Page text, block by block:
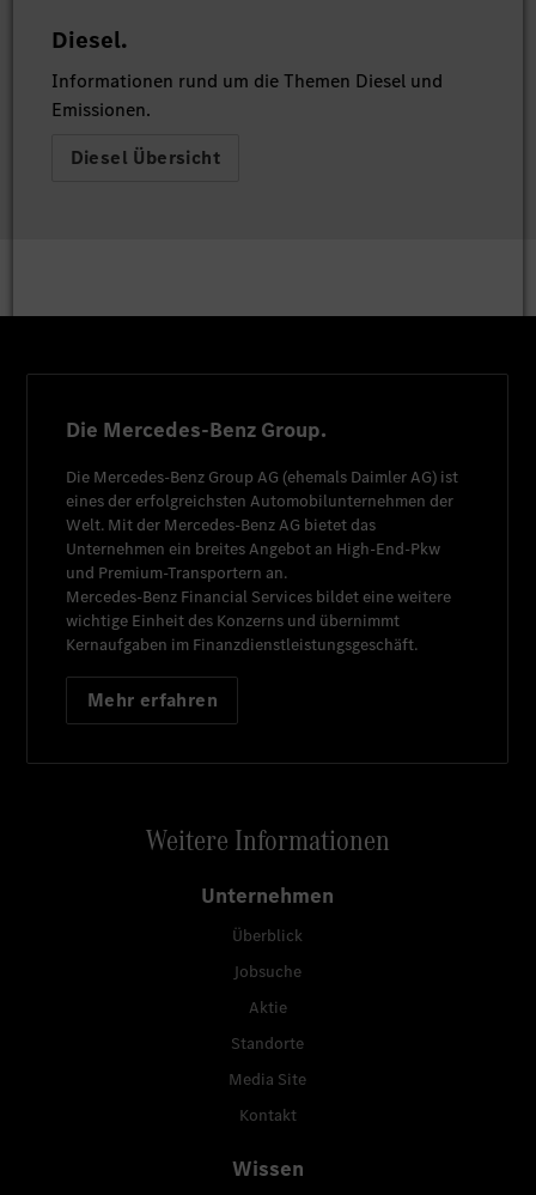
Diesel.
Informationen rund um die Themen Diesel und
Emissionen.
Diesel Übersicht
Die Mercedes-Benz Group.
Die Mercedes-Benz Group AG (ehemals Daimler AG) ist
eines der erfolgreichsten Automobilunternehmen der
Welt. Mit der Mercedes-Benz AG bietet das
Unternehmen ein breites Angebot an High-End-Pkw
und Premium-Transportern an.
Mercedes-Benz Financial Services bildet eine weitere
wichtige Einheit des Konzerns und übernimmt
Kernaufgaben im Finanzdienstleistungsgeschäft.
Mehr erfahren
Weitere Informationen
Unternehmen
Überblick
Jobsuche
Aktie
Standorte
Media Site
Kontakt
Wissen